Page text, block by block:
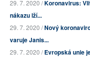
29. 7. 2020 /Koronavirus:
nákazu lží...
29. 7. 2020 /Nový
varuje Janis...
29. 7. 2020 /Evropská unie